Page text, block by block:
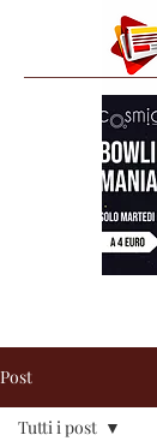
Post
Tutti i post